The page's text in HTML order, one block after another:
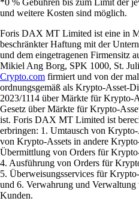
und weitere Kosten sind möglich.
Foris DAX MT Limited ist eine in
beschränkter Haftung mit der
und dem eingetragenen Firmensitz
Mikiel Ang Borg, SPK 1000, St.
Crypto.com firmiert und von der
ordnungsgemäß als Krypto-Asset-
2023/1114 über Märkte für Krypto-
Gesetz über Märkte für Krypto-
ist. Foris DAX MT Limited ist
erbringen: 1. Umtausch von
von Krypto-Assets in andere
Übermittlung von Orders für
4. Ausführung von Orders für
5. Überweisungsservices für
und 6. Verwahrung und
Kunden.